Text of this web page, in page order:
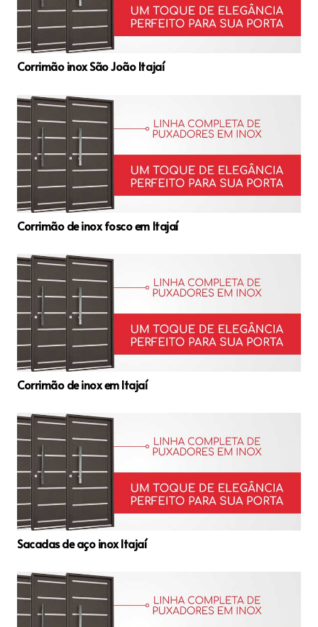
Corrimão inox São João Itajaí
Corrimão de inox fosco em Itajaí
Corrimão de inox em Itajaí
Sacadas de aço inox Itajaí